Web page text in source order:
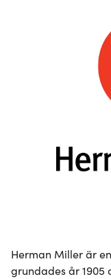
Herman Miller är
grundades år 1905